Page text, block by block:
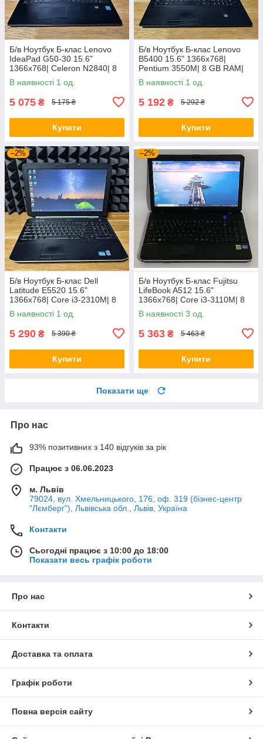
Б/в Ноутбук Б-клас Lenovo
IdeaPad G50-30 15.6"
1366x768| Celeron N2840| 8
GB RAM| 128 GB SSD| HD
В наявності 1 од.
5 075 ₴ 5 175 ₴
Купити
Б/в Ноутбук Б-клас Lenovo
B5400 15.6" 1366x768|
Pentium 3550M| 8 GB RAM|
128 GB SSD| HD
В наявності 1 од.
5 192 ₴ 5 292 ₴
Купити
–2%
Б/в Ноутбук Б-клас Dell
Latitude E5520 15.6"
1366x768| Core i3-2310M| 8
GB RAM| 128 GB SSD| HD
3000
В наявності 1 од.
5 290 ₴ 5 390 ₴
Купити
–2%
Б/в Ноутбук Б-клас Fujitsu
LifeBook A512 15.6"
1366x768| Core i3-3110M| 8
GB RAM| 320 GB HDD| HD
4000
В наявності 3 од.
5 363 ₴ 5 463 ₴
Купити
Показати ще
Про нас
93% позитивних з 140 відгуків за рік
Працює з 06.06.2023
м. Львів
79024, вул. Хмельницького, 176, оф. 319 (бізнес-центр
"Лємберг"), Львівська обл., Львів, Україна
Контакти
Сьогодні працює з 10:00 до 18:00
Показати весь графік роботи
Про нас
Контакти
Доставка та оплата
Графік роботи
Повна версія сайту